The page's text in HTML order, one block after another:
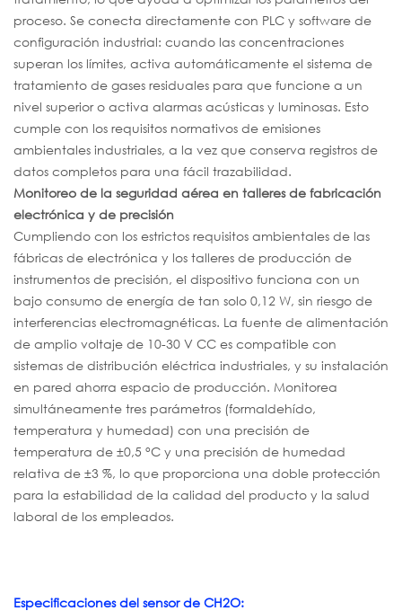
proceso. Se conecta directamente con PLC y software de
configuración industrial: cuando las concentraciones
superan los límites, activa automáticamente el sistema de
tratamiento de gases residuales para que funcione a un
nivel superior o activa alarmas acústicas y luminosas. Esto
cumple con los requisitos normativos de emisiones
ambientales industriales, a la vez que conserva registros de
datos completos para una fácil trazabilidad.
Monitoreo de la seguridad aérea en talleres de fabricación
electrónica y de precisión
Cumpliendo con los estrictos requisitos ambientales de las
fábricas de electrónica y los talleres de producción de
instrumentos de precisión, el dispositivo funciona con un
bajo consumo de energía de tan solo 0,12 W, sin riesgo de
interferencias electromagnéticas. La fuente de alimentación
de amplio voltaje de 10-30 V CC es compatible con
sistemas de distribución eléctrica industriales, y su instalación
en pared ahorra espacio de producción. Monitorea
simultáneamente tres parámetros (formaldehído,
temperatura y humedad) con una precisión de
temperatura de ±0,5 °C y una precisión de humedad
relativa de ±3 %, lo que proporciona una doble protección
para la estabilidad de la calidad del producto y la salud
laboral de los empleados.
Especificaciones del sensor de CH2O: